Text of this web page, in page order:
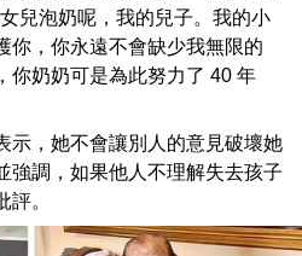
兒泡奶呢，我的兒子。我的小
你，你永遠不會缺少我無限的
你奶奶可是為此努力了 40 年
示，她不會讓別人的意見破壞她
強調，如果他人不理解失去孩子
。